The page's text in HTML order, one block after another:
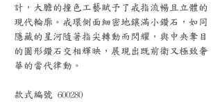
計，大膽的撞色工藝賦予了戒指流暢且立體的
現代輪廓。戒環側面細密地鑲滿小鑽石，如同
隱藏的星河隨著指尖轉動而閃耀，與中央奪目
的圓形鑽石交相輝映，展現出既前衛又極致奢
華的當代律動。
款式編號 600280